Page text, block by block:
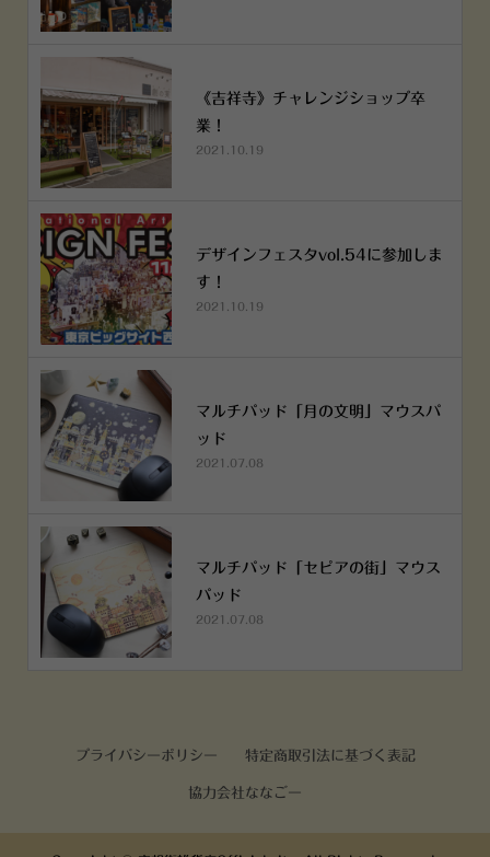
《吉祥寺》チャレンジショップ卒
業！
2021.10.19
デザインフェスタvol.54に参加しま
す！
2021.10.19
マルチパッド「月の文明」マウスパ
ッド
2021.07.08
マルチパッド「セピアの街」マウス
パッド
2021.07.08
プライバシーポリシー 特定商取引法に基づく表記
協力会社ななごー